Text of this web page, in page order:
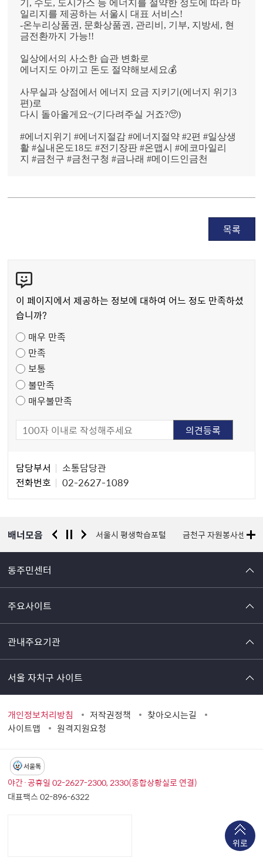
기, 수도, 도시가스 등 에너지를 절약한 정도에 따라 마
일리지를 제공하는 서울시 대표 서비스!
-온누리상품권, 문화상품권, 관리비, 기부, 지방세, 현
금전환까지 가능!!
일상에서의 사소한 습관 변화로
에너지도 아끼고 돈도 절약해보세요💰
사무실과 상점에서 에너지 요금 지키기(에너지 위기3
편)로
다시 돌아올게요~(기다려주실 거죠?🥺)
#에너지위기 #에너지절감 #에너지절약 #2편 #일상생
활 #실내온도18도 #전기장판 #온맵시 #에코마일리
지 #금천구 #금천구청 #금나래 #메이드인금천
목록
텐
츠
만
도
조
사
이 페이지에서 제공하는 정보에 대하여 어느 정도 만족하셨
습니까?
매우 만족
만족
보통
불만족
매우불만족
자
담당부서
소통담당관
전화번호
02-2627-1089
배너모음
경찰청 유실물 통합포털 서울시 평생학습포털 금천구 자원봉사센터
동주민센터
주요사이트
관내주요기관
서울 자치구 사이트
개인정보처리방침 저작권정책
찾아오시는길
사이트맵
원격지원요청
위로
서울톡
야간·공휴일 02-2627-2300, 2330(종합상황실로 연결)
대표팩스 02-896-6322